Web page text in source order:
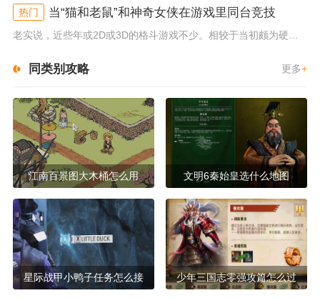
热门 当“猫和老鼠”和神奇女侠在游戏里同台竞技
同类别攻略 更多+
江南百景图大木桶怎么用 文明6秦始皇选什么地图
星际战甲小鸭子任务怎么接 少年三国志零强攻篇怎么过